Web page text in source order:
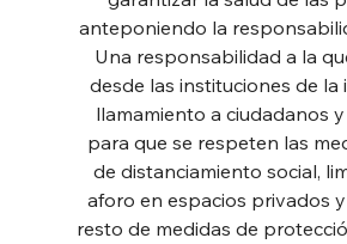
anteponiendo la
Una responsabilidad a la
desde las instituciones de la
llamamiento a ciudadanos
para que se respeten las
de distanciamiento social,
aforo en espacios privados
resto de medidas de